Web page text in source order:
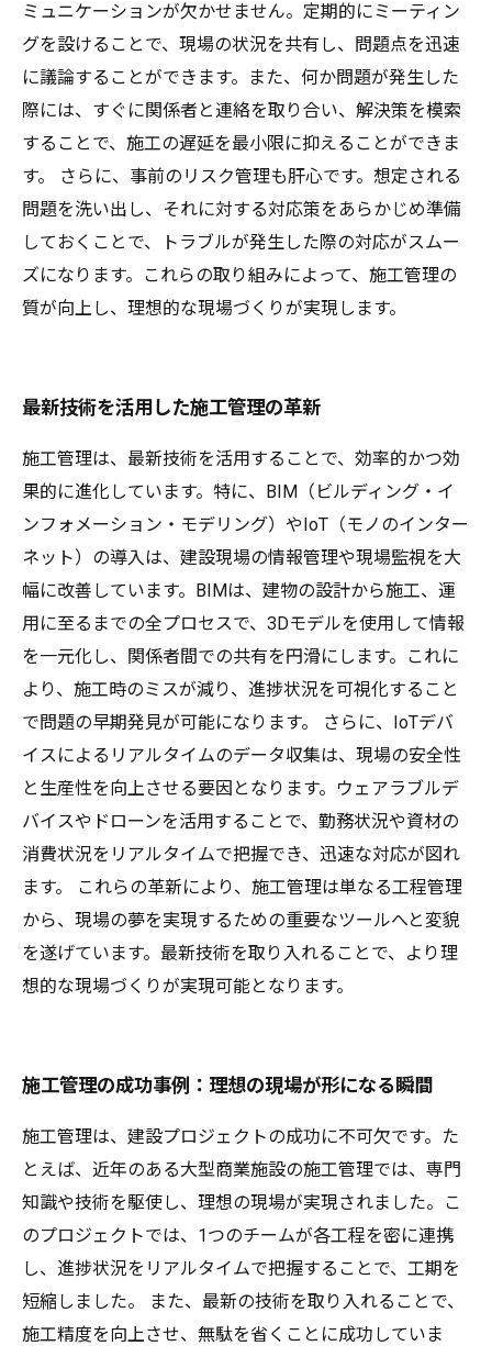
ミュニケーションが欠かせません。定期的にミーティン
グを設けることで、現場の状況を共有し、問題点を迅速
に議論することができます。また、何か問題が発生した
際には、すぐに関係者と連絡を取り合い、解決策を模索
することで、施工の遅延を最小限に抑えることができま
す。 さらに、事前のリスク管理も肝心です。想定される
問題を洗い出し、それに対する対応策をあらかじめ準備
しておくことで、トラブルが発生した際の対応がスムー
ズになります。これらの取り組みによって、施工管理の
質が向上し、理想的な現場づくりが実現します。
最新技術を活用した施工管理の革新
施工管理は、最新技術を活用することで、効率的かつ効
果的に進化しています。特に、BIM（ビルディング・イ
ンフォメーション・モデリング）やIoT（モノのインター
ネット）の導入は、建設現場の情報管理や現場監視を大
幅に改善しています。BIMは、建物の設計から施工、運
用に至るまでの全プロセスで、3Dモデルを使用して情報
を一元化し、関係者間での共有を円滑にします。これに
より、施工時のミスが減り、進捗状況を可視化すること
で問題の早期発見が可能になります。 さらに、IoTデバ
イスによるリアルタイムのデータ収集は、現場の安全性
と生産性を向上させる要因となります。ウェアラブルデ
バイスやドローンを活用することで、勤務状況や資材の
消費状況をリアルタイムで把握でき、迅速な対応が図れ
ます。 これらの革新により、施工管理は単なる工程管理
から、現場の夢を実現するための重要なツールへと変貌
を遂げています。最新技術を取り入れることで、より理
想的な現場づくりが実現可能となります。
施工管理の成功事例：理想の現場が形になる瞬間
施工管理は、建設プロジェクトの成功に不可欠です。た
とえば、近年のある大型商業施設の施工管理では、専門
知識や技術を駆使し、理想の現場が実現されました。こ
のプロジェクトでは、1つのチームが各工程を密に連携
し、進捗状況をリアルタイムで把握することで、工期を
短縮しました。 また、最新の技術を取り入れることで、
施工精度を向上させ、無駄を省くことに成功していま